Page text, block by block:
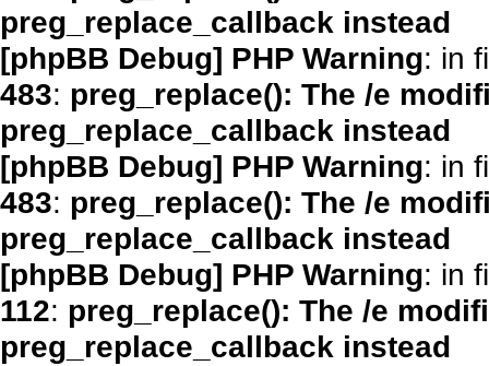
preg_replace_callback instead
[phpBB Debug] PHP Warning: in
483: preg_replace(): The /e
preg_replace_callback instead
[phpBB Debug] PHP Warning: in
483: preg_replace(): The /e
preg_replace_callback instead
[phpBB Debug] PHP Warning: in
112: preg_replace(): The /e
preg_replace_callback instead